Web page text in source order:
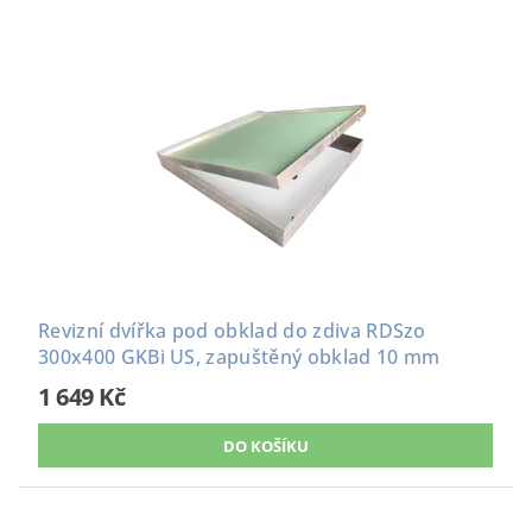
Revizní dvířka pod obklad do zdiva RDSzo
300x400 GKBi US, zapuštěný obklad 10 mm
1 649 Kč